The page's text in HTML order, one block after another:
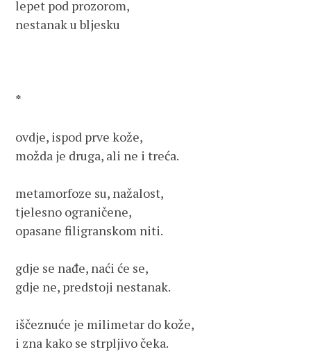
lepet pod prozorom,
nestanak u bljesku
*
ovdje, ispod prve kože,
možda je druga, ali ne i treća.
metamorfoze su, nažalost,
tjelesno ograničene,
opasane filigranskom niti.
gdje se nađe, naći će se,
gdje ne, predstoji nestanak.
iščeznuće je milimetar do kože,
i zna kako se strpljivo čeka.